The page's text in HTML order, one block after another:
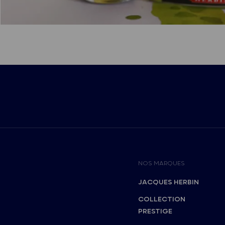
NOS MARQUES
JACQUES HERBIN
COLLECTION
PRESTIGE